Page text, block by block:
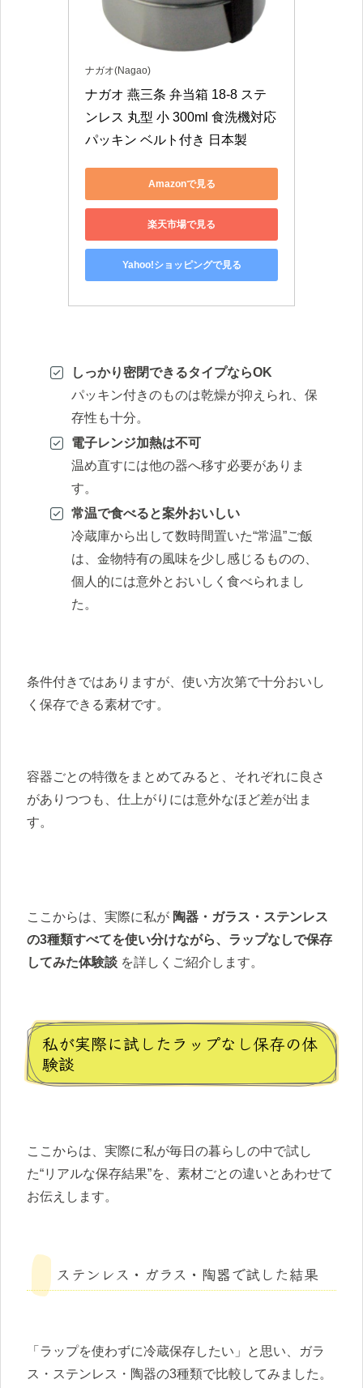
ナガオ(Nagao)
ナガオ 燕三条 弁当箱 18-8 ステ
ンレス 丸型 小 300ml 食洗機対応
パッキン ベルト付き 日本製
Amazonで見る
楽天市場で見る
Yahoo!ショッピングで見る
しっかり密閉できるタイプならOK
パッキン付きのものは乾燥が抑えられ、保
存性も十分。
電子レンジ加熱は不可
温め直すには他の器へ移す必要がありま
す。
常温で食べると案外おいしい
冷蔵庫から出して数時間置いた“常温”ご飯
は、金物特有の風味を少し感じるものの、
個人的には意外とおいしく食べられまし
た。
条件付きではありますが、使い方次第で十分おいし
く保存できる素材です。
容器ごとの特徴をまとめてみると、それぞれに良さ
がありつつも、仕上がりには意外なほど差が出ま
す。
ここからは、実際に私が 陶器・ガラス・ステンレス
の3種類すべてを使い分けながら、ラップなしで保存
してみた体験談 を詳しくご紹介します。
私が実際に試したラップなし保存の体
験談
ここからは、実際に私が毎日の暮らしの中で試し
た“リアルな保存結果”を、素材ごとの違いとあわせて
お伝えします。
ステンレス・ガラス・陶器で試した結果
「ラップを使わずに冷蔵保存したい」と思い、ガラ
ス・ステンレス・陶器の3種類で比較してみました。